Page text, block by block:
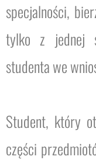
specjalności,
tylko z jednej
studenta we
Student, który
części